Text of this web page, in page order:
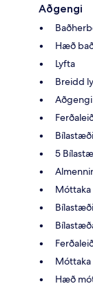
Aðgengi
Hæð
Lyfta
Breidd
5
Móttaka
Móttaka
Hæð